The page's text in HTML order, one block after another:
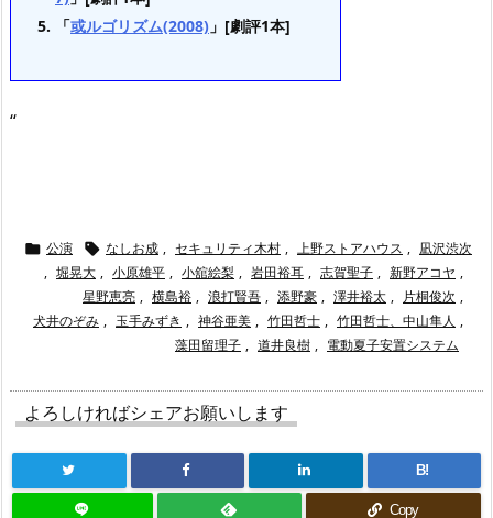
「或ルゴリズム(2008) 」[劇評1本]
“
 公演  なしお成 , セキュリティ木村 , 上野ストアハウス , 凪沢渋次
, 堀晃大 , 小原雄平 , 小舘絵梨 , 岩田裕耳 , 志賀聖子 , 新野アコヤ ,
星野恵亮 , 横島裕 , 浪打賢吾 , 添野豪 , 澤井裕太 , 片桐俊次 ,
犬井のぞみ , 玉手みずき , 神谷亜美 , 竹田哲士 , 竹田哲士、中山隼人 ,
藻田留理子 , 道井良樹 , 電動夏子安置システム
よろしければシェアお願いします
B!
Copy